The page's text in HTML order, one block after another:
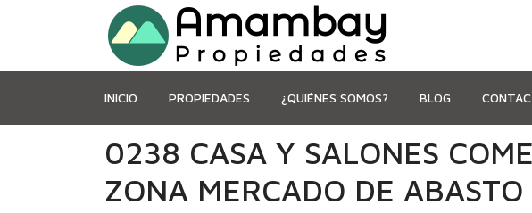
INICIO PROPIEDADES ¿QUIÉNES SOMOS? BLOG
0238 CASA Y SALONES
ZONA MERCADO DE ABASTO